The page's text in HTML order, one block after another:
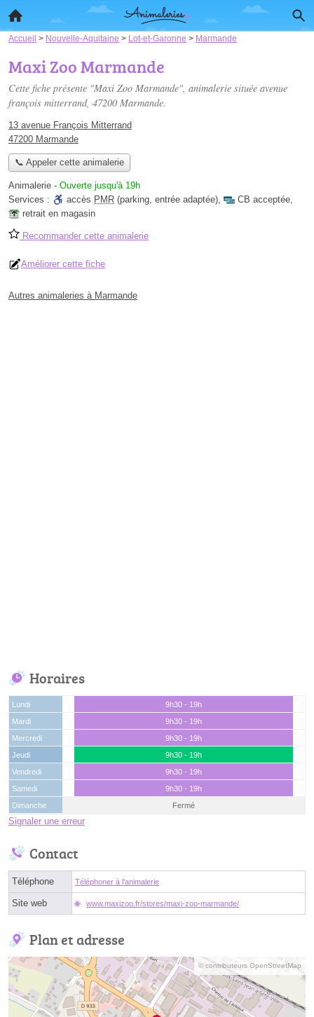
Accueil > Nouvelle-Aquitaine > Lot-et-Garonne > Marmande
Maxi Zoo Marmande
Cette fiche présente "Maxi Zoo Marmande", animalerie située avenue
françois mitterrand, 47200 Marmande.
13 avenue François Mitterrand
47200 Marmande
📞 Appeler cette animalerie
Animalerie - Ouverte jusqu'à 19h
Services :
accès PMR (parking, entrée adaptée), CB acceptée,
retrait en magasin
Recommander cette animalerie
Améliorer cette fiche
Autres animaleries à Marmande
Horaires
Lundi
9h30 - 19h
Mardi
9h30 - 19h
Mercredi
9h30 - 19h
Jeudi
9h30 - 19h
Vendredi
9h30 - 19h
Samedi
9h30 - 19h
Dimanche
Fermé
Signaler une erreur
Contact
Téléphone Téléphoner à l'animalerie
Site web www.maxizoo.fr/stores/maxi-zoo-marmande/
Plan et adresse
© contributeurs OpenStreetMap